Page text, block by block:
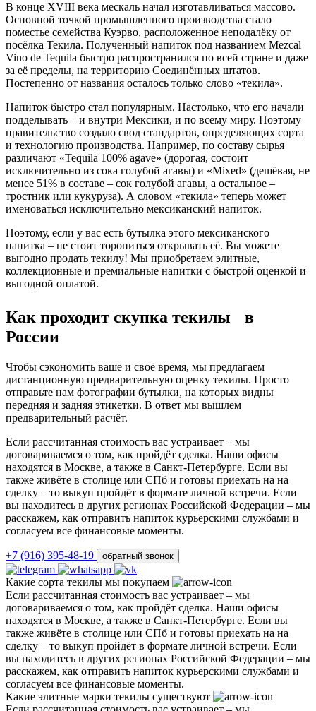
В конце XVIII века мескаль начал изготавливаться массово.
Основной точкой промышленного производства стало
поместье семейства Куэрво, расположенное неподалёку от
посёлка Текила. Полученный напиток под названием Mezcal
Vino de Tequila быстро распространился по всей стране и даже
за её пределы, на территорию Соединённых штатов.
Постепенно от названия осталось только слово «текила».
Напиток быстро стал популярным. Настолько, что его начали
подделывать – и внутри Мексики, и по всему миру. Поэтому
правительство создало свод стандартов, определяющих сорта
и технологию производства. Например, по составу сырья
различают «Tequila 100% agave» (дорогая, состоит
исключительно из сока голубой агавы) и «Mixed» (дешёвая, не
менее 51% в составе – сок голубой агавы, а остальное –
тростник или кукуруза). А словом «текила» теперь может
именоваться исключительно мексиканский напиток.
Поэтому, если у вас есть бутылка этого мексиканского
напитка – не стоит торопиться открывать её. Вы можете
выгодно продать текилу! Мы приобретаем элитные,
коллекционные и премиальные напитки с быстрой оценкой и
выгодной оплатой.
Как проходит скупка текилы в
России
Чтобы сэкономить ваше и своё время, мы предлагаем
дистанционную предварительную оценку текилы. Просто
отправьте нам фотографии бутылки, на которых видны
передняя и задняя этикетки. В ответ мы вышлем
предварительный расчёт.
Если рассчитанная стоимость вас устраивает – мы
договариваемся о том, как пройдёт сделка. Наши офисы
находятся в Москве, а также в Санкт-Петербурге. Если вы
также живёте в столице или СПб и готовы приехать на на
сделку – то выкуп пройдёт в формате личной встречи. Если
вы находитесь в других регионах Российской Федерации – мы
расскажем, как отправить напиток курьерскими службами и
согласуем все финансовые моменты.
+7 (916) 395-48-19 обратный звонок
Какие сорта текилы мы покупаем
Если рассчитанная стоимость вас устраивает – мы
договариваемся о том, как пройдёт сделка. Наши офисы
находятся в Москве, а также в Санкт-Петербурге. Если вы
также живёте в столице или СПб и готовы приехать на на
сделку – то выкуп пройдёт в формате личной встречи. Если
вы находитесь в других регионах Российской Федерации – мы
расскажем, как отправить напиток курьерскими службами и
согласуем все финансовые моменты.
Какие элитные марки текилы существуют